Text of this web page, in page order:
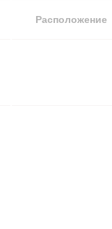
Расположение